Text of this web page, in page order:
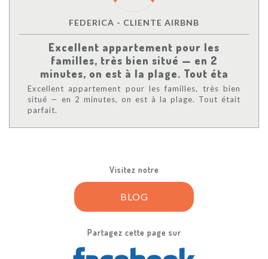
FEDERICA - CLIENTE AIRBNB
Excellent appartement pour les
familles, très bien situé — en 2
minutes, on est à la plage. Tout éta
Excellent appartement pour les familles, très bien
situé — en 2 minutes, on est à la plage. Tout était
parfait.
Visitez notre
BLOG
Partagez cette page sur